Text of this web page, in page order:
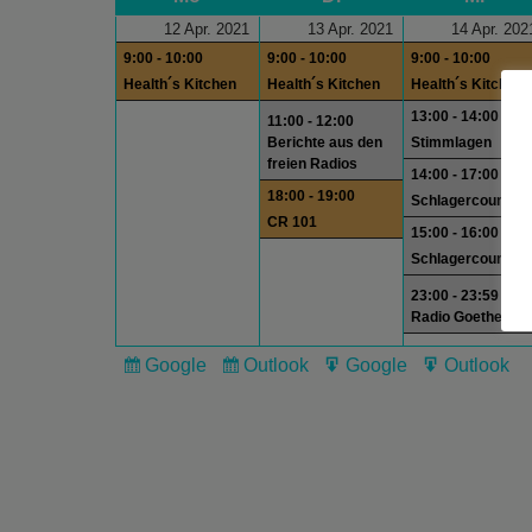
12 Apr. 2021
9:00 - 10:00
Health´s Kitchen
13 Apr. 2021
9:00 - 10:00
Health´s Kitchen
11:00 - 12:00
Berichte aus den
freien Radios
18:00 - 19:00
CR 101
14 Apr.
9:00 - 10:00
Health´s Kitchen
13:00 - 14:00
Stimmlagen
14:00 - 17:00
15:00 - 16:00
23:00 - 23:59
Radio Goethe
Subscribe
Google
Subscribe
Outlook
Export
Google
Export
Outlook